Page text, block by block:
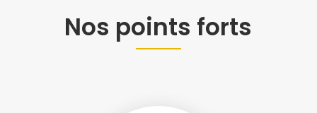
Nos points forts